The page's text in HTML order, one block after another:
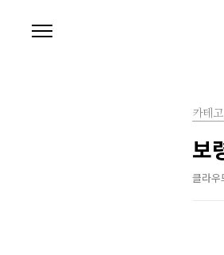
카테
보
클라우